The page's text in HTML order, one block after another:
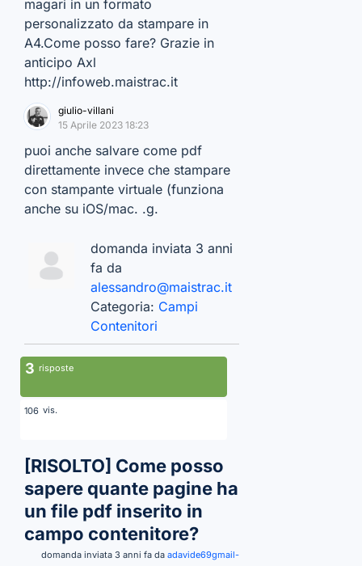
magari in un formato
personalizzato da stampare in
A4.Come posso fare? Grazie in
anticipo Axl
http://infoweb.maistrac.it
giulio-villani
15 Aprile 2023 18:23
puoi anche salvare come pdf
direttamente invece che stampare
con stampante virtuale (funziona
anche su iOS/mac. .g.
domanda inviata 3 anni
fa da
alessandro@maistrac.it
Categoria: Campi
Contenitori
3 risposte
106 vis.
[RISOLTO] Come posso
sapere quante pagine ha
un file pdf inserito in
campo contenitore?
domanda inviata 3 anni fa da adavide69gmail-